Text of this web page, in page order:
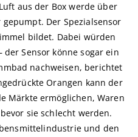
aus der Box werde über
Der Spezialsensor
bildet. Dabei würden
Sensor könne sogar ein
nachweisen, berichtet
Orangen kann der
Märkte ermöglichen, Waren
sie schlecht werden.
und den